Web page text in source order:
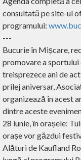
consultată pe site-ul
programului:
---
Bucurie în Mișcare,
promovare a sportului
treisprezece ani de
prilej aniversar,
organizează în acest
dintre aceste
28 iunie, în orașele:
orașe vor găzdui
Alături de Kaufland